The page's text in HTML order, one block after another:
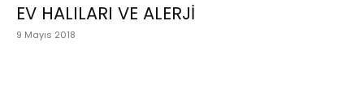
EV HALILARI VE ALERJİ
9 Mayıs 2018